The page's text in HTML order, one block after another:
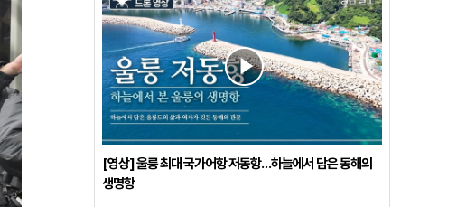
[영상] 울릉 최대 국가어항 저동항…하늘에서 담은 동해의
생명항